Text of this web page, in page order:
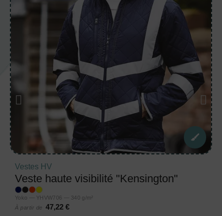
Vestes HV
Veste haute visibilité "Kensington"
Yoko — YHVW706 — 340 g/m²
À partir de
47,22 €